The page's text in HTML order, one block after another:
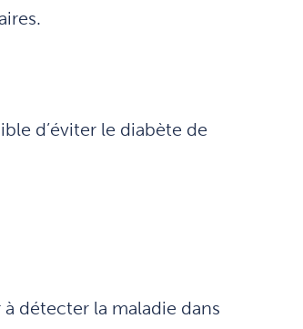
d’éviter le diabète de
détecter la maladie dans